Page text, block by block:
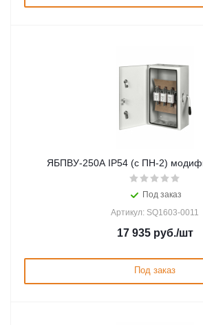
ЯБПВУ-250А IP54 (с ПН-2)
Под заказ
Артикул: SQ1603-0011
17 935руб./шт
Под заказ